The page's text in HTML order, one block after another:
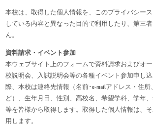
本校は、取得した個人情報を、このプライバシー
している内容と異なった目的で利用したり、第三
ん。
資料請求・イベント参加
本ウェブサイト上のフォームで資料請求およびオ
校説明会、入試説明会等の各種イベント参加申し
際、本校は連絡先情報（名前･e-mailアドレス・住所
ど）、生年月日、性別、高校名、希望学科、学年
等を皆様から取得します。取得した個人情報は、
用します。